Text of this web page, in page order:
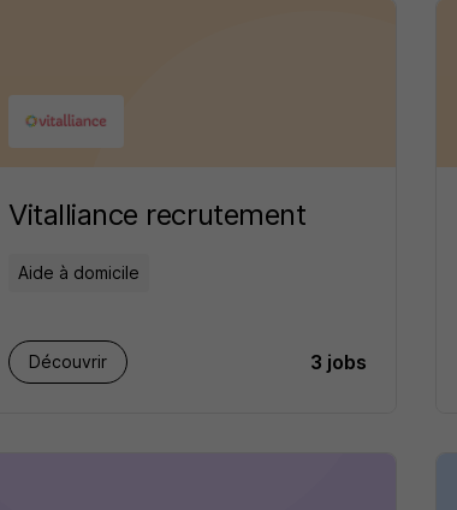
Vitalliance recrutement
Aide à domicile
Découvrir 3 jobs